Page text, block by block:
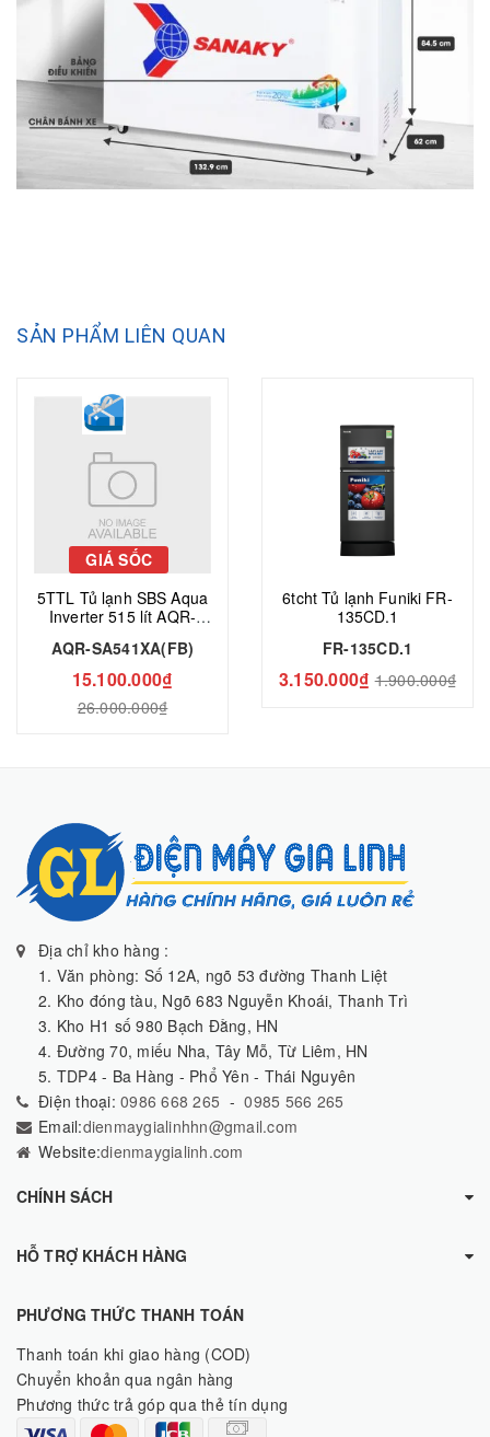
SẢN PHẨM LIÊN QUAN
GIÁ SỐC
5TTL Tủ lạnh SBS Aqua
Inverter 515 lít AQR-
AQR-SA541XA(FB)
15.100.000₫
26.000.000₫
6tcht Tủ lạnh Funiki FR-
135CD.1
FR-135CD.1
3.150.000₫ 1.900.000₫
Địa chỉ kho hàng :
1. Văn phòng: Số 12A, ngõ 53 đường Thanh Liệt
2. Kho đóng tàu, Ngõ 683 Nguyễn Khoái, Thanh Trì
3. Kho H1 số 980 Bạch Đằng, HN
4. Đường 70, miếu Nha, Tây Mỗ, Từ Liêm, HN
5. TDP4 - Ba Hàng - Phổ Yên - Thái Nguyên
Điện thoại: 0986 668 265 -0985 566 265
Email:dienmaygialinhhn@gmail.com
Website:dienmaygialinh.com
CHÍNH SÁCH
HỖ TRỢ KHÁCH HÀNG
PHƯƠNG THỨC THANH TOÁN
Thanh toán khi giao hàng (COD)
Chuyển khoản qua ngân hàng
Phương thức trả góp qua thẻ tín dụng